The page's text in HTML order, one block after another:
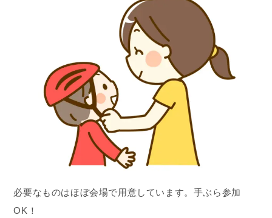
必要なものはほぼ会場で用意しています。手ぶら参加
OK！